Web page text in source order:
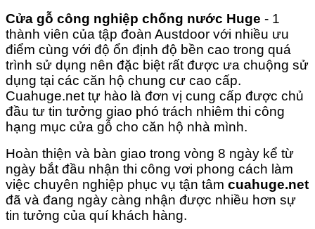
Cửa gỗ công nghiệp chống nước Huge - 1
thành viên của tập đoàn Austdoor với nhiều ưu
điểm cùng với độ ổn định độ bền cao trong quá
trình sử dụng nên đặc biệt rất được ưa chuộng sử
dụng tại các căn hộ chung cư cao cấp.
Cuahuge.net tự hào là đơn vị cung cấp được chủ
đầu tư tin tưởng giao phó trách nhiêm thi công
hạng mục cửa gỗ cho căn hộ nhà mình.
Hoàn thiện và bàn giao trong vòng 8 ngày kể từ
ngày bắt đầu nhận thi công vơi phong cách làm
việc chuyên nghiệp phục vụ tận tâm cuahuge.net
đã và đang ngày càng nhận được nhiều hơn sự
tin tưởng của quí khách hàng.